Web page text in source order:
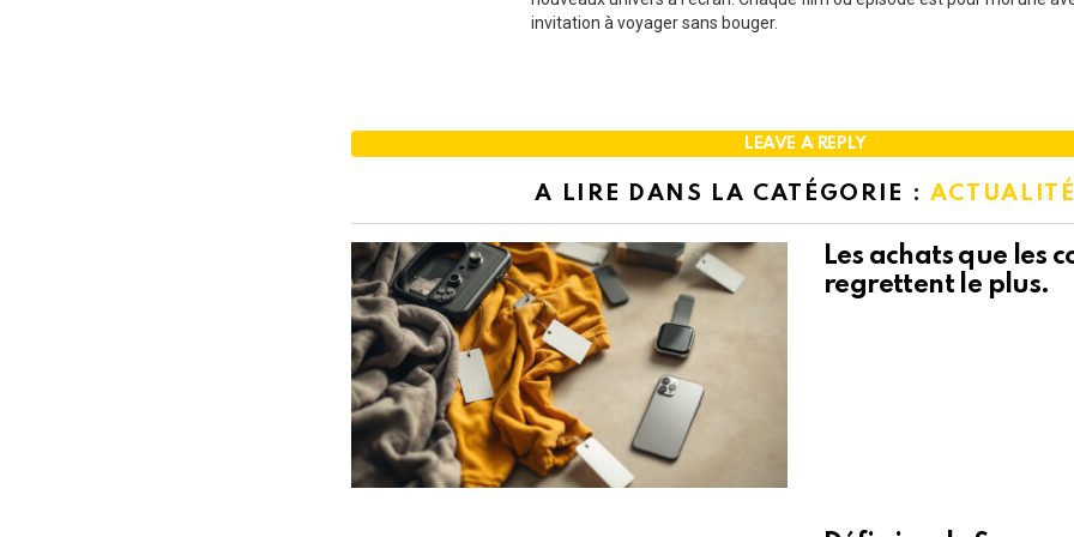
invitation à voyager sans bouger.
LEAVE A REPLY
A LIRE DANS LA CATÉGORIE : ACTUALITÉ
Les achats que les
regrettent le plus.